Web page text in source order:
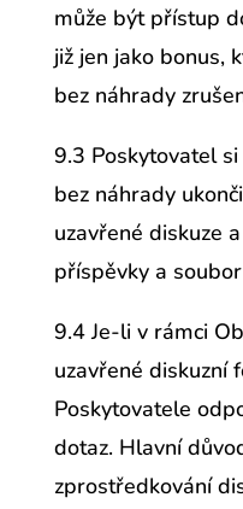
může být přístup
již jen jako bonus,
bez náhrady
9.3 Poskytovatel
bez náhrady
uzavřené diskuze
příspěvky a
9.4 Je-li v rámci
uzavřené diskuzní
Poskytovatele
dotaz. Hlavní
zprostředkování